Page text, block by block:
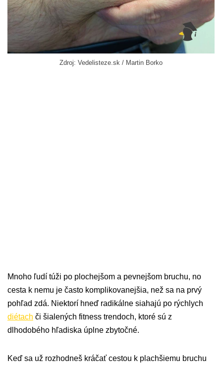
Zdroj: Vedelisteze.sk / Martin Borko
Mnoho ľudí túži po plochejšom a pevnejšom bruchu, no
cesta k nemu je často komplikovanejšia, než sa na prvý
pohľad zdá. Niektorí hneď radikálne siahajú po rýchlych
diétach či šialených fitness trendoch, ktoré sú z
dlhodobého hľadiska úplne zbytočné.
Keď sa už rozhodneš kráčať cestou k plachšiemu bruchu